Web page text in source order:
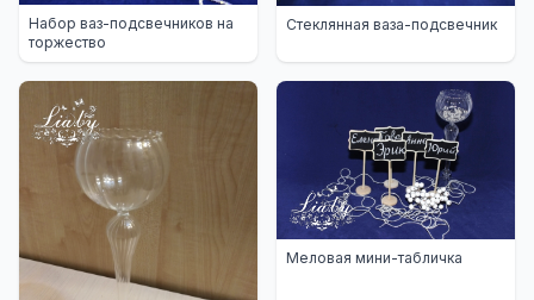
Набор ваз-подсвечников на
торжество
Стеклянная ваза-подсвечник
Меловая мини-табличка